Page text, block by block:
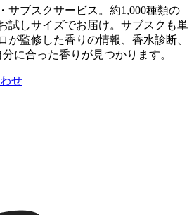
サブスクサービス。約1,000種類の
試しサイズでお届け。サブスクも単
が監修した香りの情報、香水診断、
に合った香りが見つかります。
せ